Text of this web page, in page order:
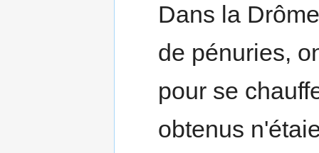
Dans la
de pénuries,
pour se
obtenus